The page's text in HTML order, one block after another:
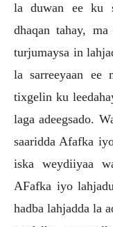
la duwan ee ku
dhaqan tahay,
turjumaysa in
la sarreeyaan ee
tixgelin ku
laga adeegsado.
saaridda Afafka
iska weydiiyaa
AFafka iyo
hadba lahjadda la